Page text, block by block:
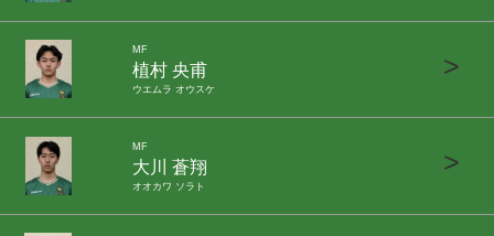
MF
植村 央甫
ウエムラ オウスケ
>
MF
大川 蒼翔
オオカワ ソラト
>